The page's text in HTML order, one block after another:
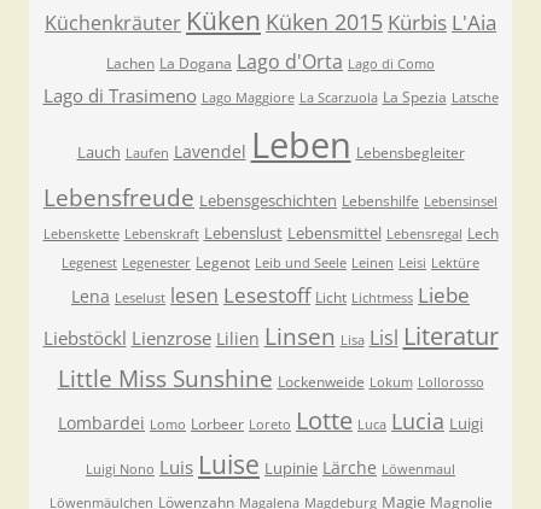
Küchenkräuter Küken Küken 2015 Kürbis L'Aia
Lachen La Dogana Lago d'Orta Lago di Como
Lago di Trasimeno Lago Maggiore La Scarzuola La Spezia Latsche
Lauch Laufen Lavendel Leben Lebensbegleiter
Lebensfreude Lebensgeschichten Lebenshilfe Lebensinsel
Lebenskette Lebenskraft Lebenslust Lebensmittel Lebensregal Lech
Legenest Legenester Legenot Leib und Seele Leinen Leisi Lektüre
Lena Leselust lesen Lesestoff Licht Lichtmess Liebe
Liebstöckl Lienzrose Lilien Linsen Lisa Lisl Literatur
Little Miss Sunshine Lockenweide Lokum Lollorosso
Lombardei Lomo Lorbeer Loreto Lotte Luca Lucia Luigi
Luigi Nono Luis Luise Lupinie Lärche Löwenmaul
Löwenmäulchen Löwenzahn Magalena Magdeburg Magie Magnolie